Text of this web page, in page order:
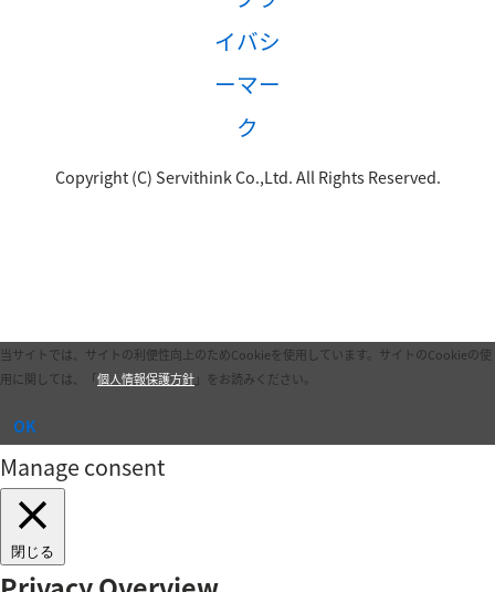
Copyright (C) Servithink Co.,Ltd. All Rights Reserved.
当サイトでは、サイトの利便性向上のためCookieを使用しています。 サイトのCookieの使
用に関しては、「個人情報保護方針」をお読みください。
OK
Manage consent
閉じる